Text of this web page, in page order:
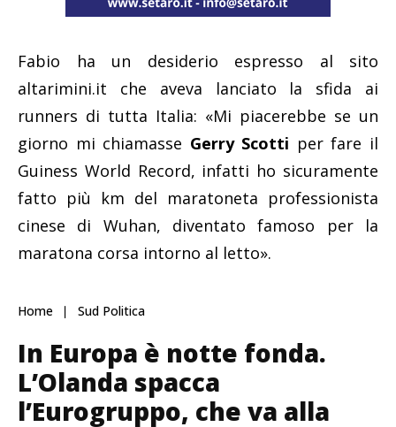
Fabio ha un desiderio espresso al sito
altarimini.it che aveva lanciato la sfida ai
runners di tutta Italia: «Mi piacerebbe se un
giorno mi chiamasse Gerry Scotti per fare il
Guiness World Record, infatti ho sicuramente
fatto più km del maratoneta professionista
cinese di Wuhan, diventato famoso per la
maratona corsa intorno al letto».
Home Sud Politica
In Europa è notte fonda.
L’Olanda spacca
l’Eurogruppo, che va alla